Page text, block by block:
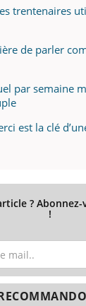
trentenaires
de parler
par semaine
est la clé
?
!